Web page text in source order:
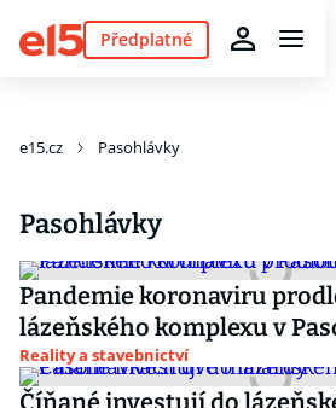
Předplatné
e15.cz Pasohlávky
Pasohlávky
Pandemie koronaviru
lázeňského komplexu v
Reality a stavebnictví
Číňané investují do